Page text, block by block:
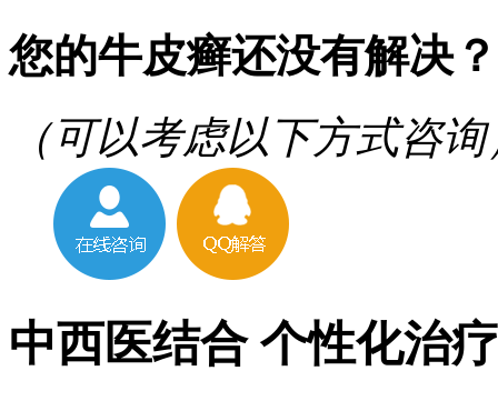
您的牛皮癣还没有解决？
（可以考虑以下方式咨询
中西医结合 个性化治